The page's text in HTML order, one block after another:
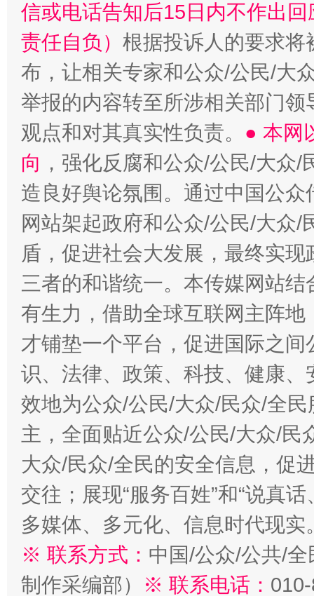
信或电话告知后15日内不作出
责任自负） 根据投诉人的要求将
布，让相关专家和公众/公民/大
举报的内容转至所涉相关部门
观点和对其真实性负责。 ● 本网
向 ，强化反腐和公众/公民/大众
造良好舆论氛围。通过中国公
网站架起政府和公众/公民/大众
盾，促进社会大发展，最终实
三者的和谐统一。本传媒网站
有生力，借助全球互联网主阵
才铺垫一个平台，促进国际之
识、法律、政策、科技、健康
效地为公众/公民/大众/民众/全
主，全面贴近公众/公民/大众/民
大众/民众/全民的安全信息，促
交往；展现“服务百姓”和“说真
多媒体、多元化、信息时代现实
※ 联系方式： 中国/公众/公共/
制作采编部）
※ 联系电话：